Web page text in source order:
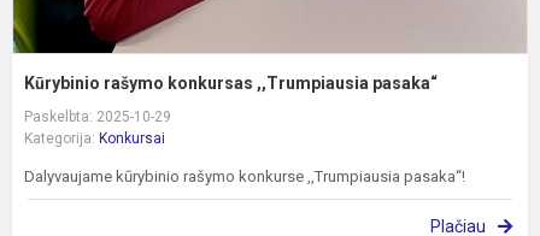
Kūrybinio rašymo konkursas ,,Trumpiausia pasaka“
Paskelbta: 2025-10-29
Kategorija: Konkursai
Dalyvaujame kūrybinio rašymo konkurse ,,Trumpiausia pasaka“!
Plačiau